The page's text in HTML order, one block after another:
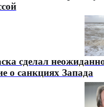
сделал
о санкциях Запада